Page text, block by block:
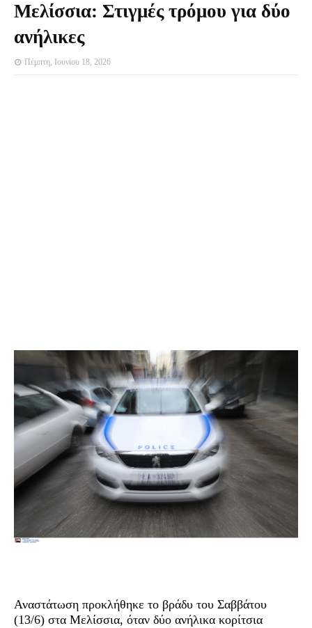
Μελίσσια: Στιγμές τρόμου για δύο
ανήλικες
Πέμπτη, Ιουνίου 18, 2026
Αναστάτωση προκλήθηκε το βράδυ του Σαββάτου
(13/6) στα Μελίσσια, όταν δύο ανήλικα κορίτσια